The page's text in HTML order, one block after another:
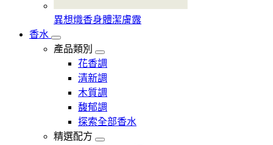
異想熾香身體潔膚露
香水
產品類別
花香調
清新調
木質調
馥郁調
探索全部香水
精選配方